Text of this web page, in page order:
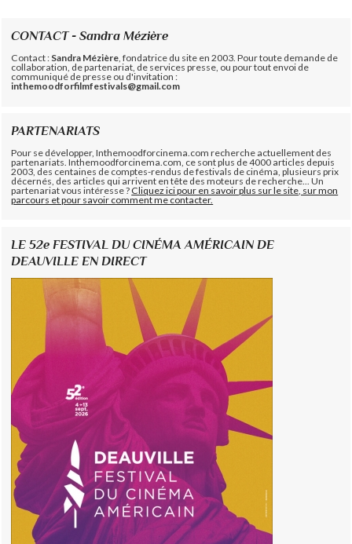
CONTACT - Sandra Mézière
Contact : Sandra Mézière , fondatrice du site en 2003. Pour toute demande de
collaboration, de partenariat, de services presse, ou pour tout envoi de
communiqué de presse ou d'invitation :
inthemoodforfilmfestivals@gmail.com
PARTENARIATS
Pour se développer, Inthemoodforcinema.com recherche actuellement des
partenariats. Inthemoodforcinema.com, ce sont plus de 4000 articles depuis
2003, des centaines de comptes-rendus de festivals de cinéma, plusieurs prix
décernés, des articles qui arrivent en tête des moteurs de recherche... Un
partenariat vous intéresse ?Cliquez ici pour en savoir plus sur le site, sur mon
parcours et pour savoir comment me contacter.
LE 52e FESTIVAL DU CINÉMA AMÉRICAIN DE
DEAUVILLE EN DIRECT